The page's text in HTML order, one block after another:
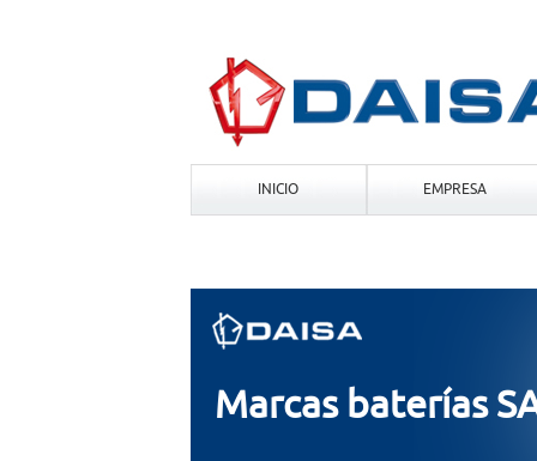
INICIO EMPRESA
Marcas baterías